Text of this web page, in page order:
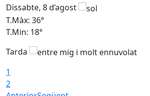
Dissabte, 8 d’agost
T.Màx: 36°
T.Min: 18°
Tarda
1
2